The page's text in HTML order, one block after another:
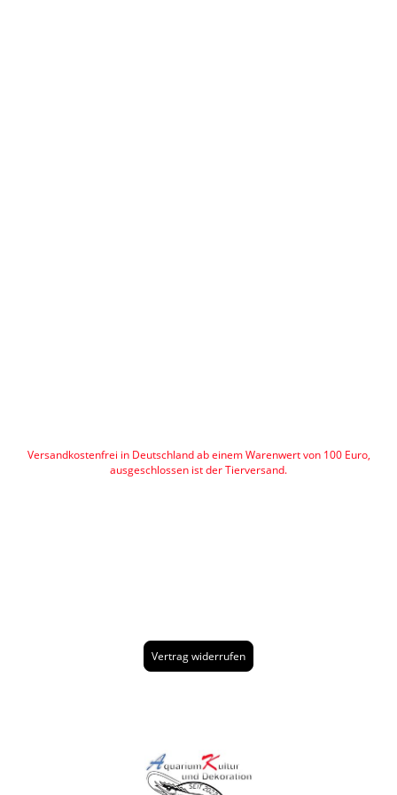
Versandkostenfrei in Deutschland ab einem Warenwert von 100 Euro,
ausgeschlossen ist der Tierversand.
Vertrag widerrufen